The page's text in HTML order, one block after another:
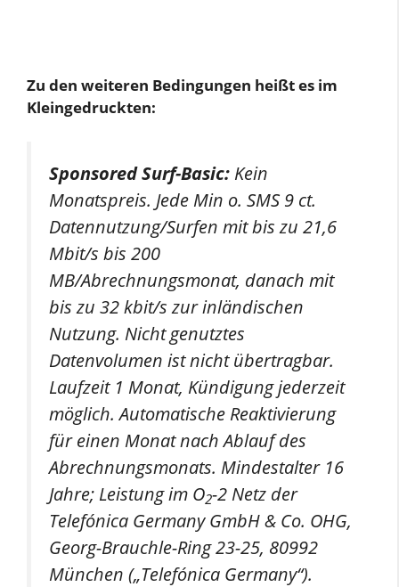
Zu den weiteren Bedingungen heißt es im
Kleingedruckten:
Sponsored Surf-Basic: Kein
Monatspreis. Jede Min o. SMS 9 ct.
Datennutzung/Surfen mit bis zu 21,6
Mbit/s bis 200
MB/Abrechnungsmonat, danach mit
bis zu 32 kbit/s zur inländischen
Nutzung. Nicht genutztes
Datenvolumen ist nicht übertragbar.
Laufzeit 1 Monat, Kündigung jederzeit
möglich. Automatische Reaktivierung
für einen Monat nach Ablauf des
Abrechnungsmonats. Mindestalter 16
Jahre; Leistung im O2-2 Netz der
Telefónica Germany GmbH & Co. OHG,
Georg-Brauchle-Ring 23-25, 80992
München („Telefónica Germany“).